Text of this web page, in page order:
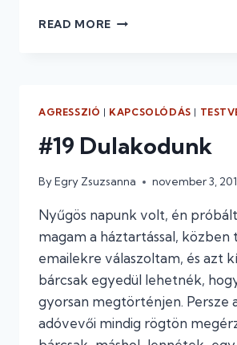
READ MORE #20
AGRESSZIÓ | KAPCSOLÓDÁS |
#19 Dulakodunk
ByEgry Zsuzsanna november 3,
Nyűgös napunk volt, én
magam a háztartással,
emailekre válaszoltam, és azt
bárcsak egyedül lehetnék,
gyorsan megtörténjen. Persze
adóvevői mindig rögtön